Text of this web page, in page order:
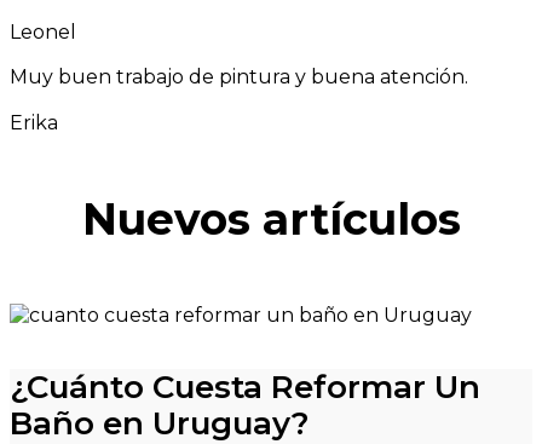
Leonel
Muy buen trabajo de pintura y buena atención.
Erika
Nuevos artículos
¿Cuánto Cuesta Reformar Un
Baño en Uruguay?